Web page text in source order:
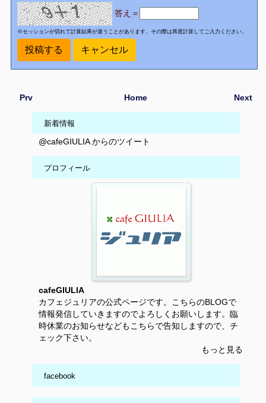
答え＝
※セッションが切れて計算結果が違うことがあります。その際は再度計算してご入力ください。
Prv Next
Home
新着情報
@cafeGIULIA からのツイート
プロフィール
cafeGIULIA
カフェジュリアの公式ページです。こちらのBLOGで
情報発信していきますのでよろしくお願いします。臨
時休業のお知らせなどもこちらで告知しますので、チ
ェック下さい。
もっと見る
facebook